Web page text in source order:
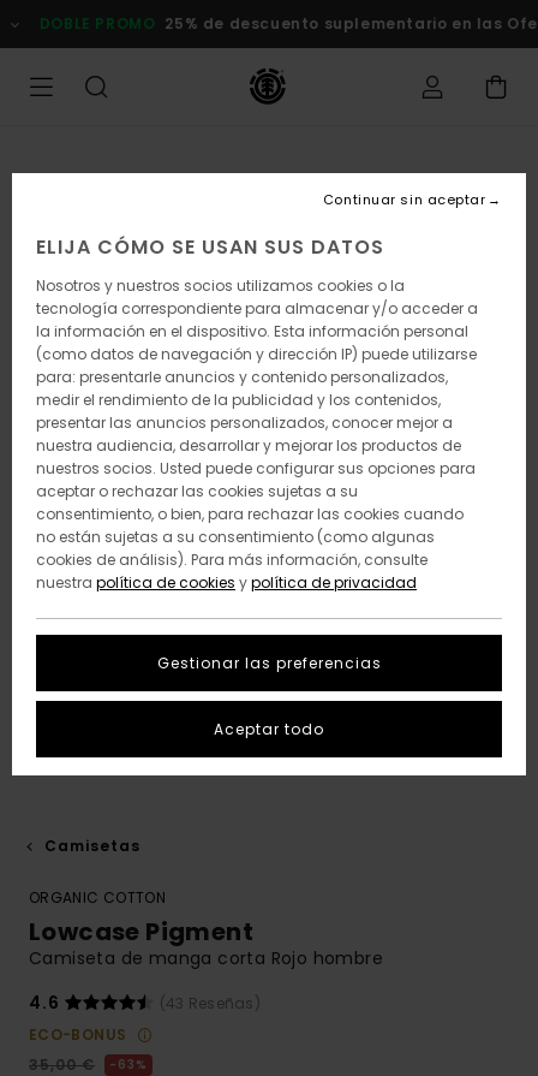
la
DOBLE PROMO 25% de descuento suplementario en las
Camisetas
ORGANIC COTTON
Lowcase Pigment
Camiseta de manga corta Rojo hombre
4.6
(43 Reseñas)
ECO-BONUS
35,00 €
63%
ELIJA CÓMO SE USAN SUS DATOS
Nosotros y nuestros socios utilizamos cookies o la
tecnología correspondiente para almacenar y/o acceder a
la información en el dispositivo. Esta información personal
(como datos de navegación y dirección IP) puede utilizarse
para: presentarle anuncios y contenido personalizados,
medir el rendimiento de la publicidad y los contenidos,
presentar las anuncios personalizados, conocer mejor a
nuestra audiencia, desarrollar y mejorar los productos de
nuestros socios. Usted puede configurar sus opciones para
aceptar o rechazar las cookies sujetas a su
consentimiento, o bien, para rechazar las cookies cuando
no están sujetas a su consentimiento (como algunas
cookies de análisis). Para más información, consulte
nuestra política de cookies ypolítica de privacidad
Gestionar las preferencias
Continuar sin aceptar
Aceptar todo